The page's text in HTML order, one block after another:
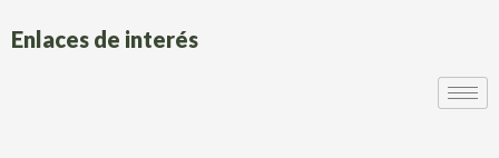
Enlaces de interés